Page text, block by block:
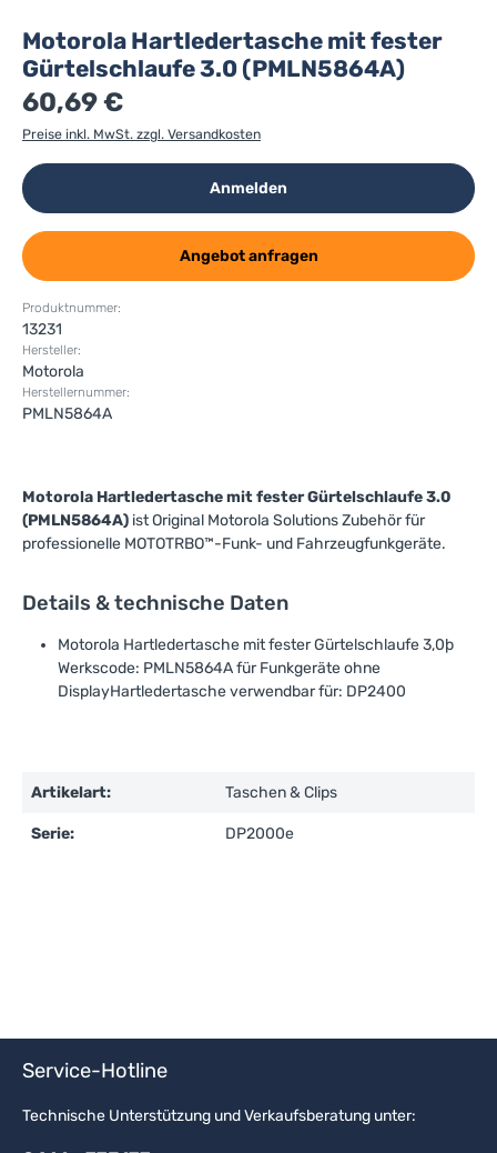
Motorola Hartledertasche mit fester
Gürtelschlaufe 3.0 (PMLN5864A)
60,69 €
Preise inkl. MwSt. zzgl. Versandkosten
Anmelden
Angebot anfragen
Produktnummer:
13231
Hersteller:
Motorola
Herstellernummer:
PMLN5864A
Motorola Hartledertasche mit fester Gürtelschlaufe 3.0
(PMLN5864A) ist Original Motorola Solutions Zubehör für
professionelle MOTOTRBO™-Funk- und Fahrzeugfunkgeräte.
Details & technische Daten
Motorola Hartledertasche mit fester Gürtelschlaufe 3,0þ
Werkscode: PMLN5864A für Funkgeräte ohne
DisplayHartledertasche verwendbar für: DP2400
Artikelart: Taschen & Clips
Serie: DP2000e
Service-Hotline
Technische Unterstützung und Verkaufsberatung unter: